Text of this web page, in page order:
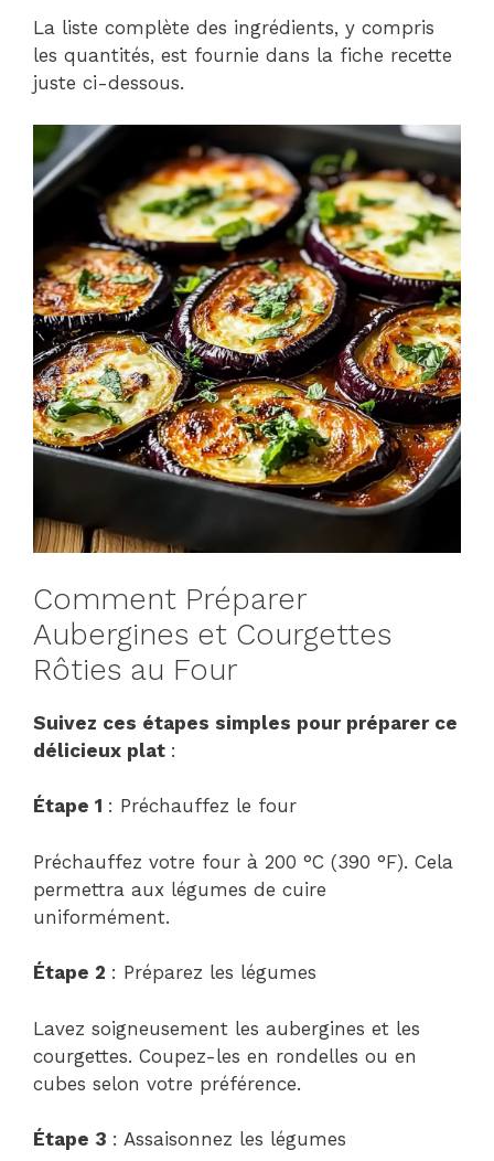
La liste complète des ingrédients, y compris
les quantités, est fournie dans la fiche recette
juste ci-dessous.
Comment Préparer
Aubergines et Courgettes
Rôties au Four
Suivez ces étapes simples pour préparer ce
délicieux plat :
Étape 1 : Préchauffez le four
Préchauffez votre four à 200 °C (390 °F). Cela
permettra aux légumes de cuire
uniformément.
Étape 2 : Préparez les légumes
Lavez soigneusement les aubergines et les
courgettes. Coupez-les en rondelles ou en
cubes selon votre préférence.
Étape 3 : Assaisonnez les légumes